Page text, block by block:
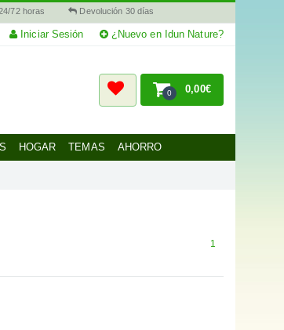
72 horas Devolución 30 días
Iniciar Sesión ¿Nuevo en Idun Nature?
0 0,00€
HOGAR TEMAS AHORRO
1